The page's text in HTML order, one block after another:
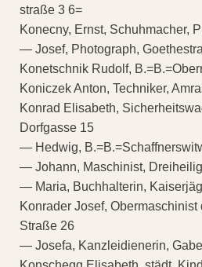
straße 3 6=
Konecny, Ernst, Schuhmacher,
— Josef, Photograph,
Konetschnik Rudolf,
Koniczek Anton, Techniker,
Konrad Elisabeth,
Dorfgasse 15
— Hedwig,
— Johann, Maschinist,
— Maria, Buchhalterin,
Konrader Josef,
Straße 26
— Josefa, Kanzleidienerin,